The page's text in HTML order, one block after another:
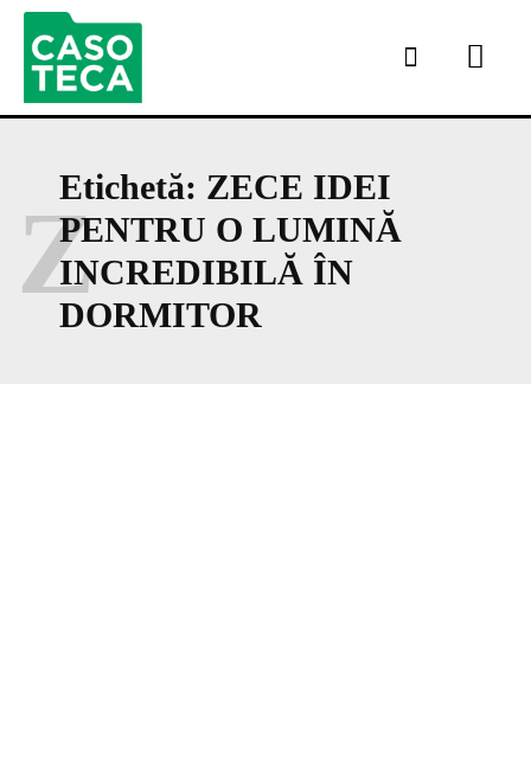
Etichetă: ZECE IDEI
PENTRU O LUMINĂ
INCREDIBILĂ ÎN
DORMITOR
Z